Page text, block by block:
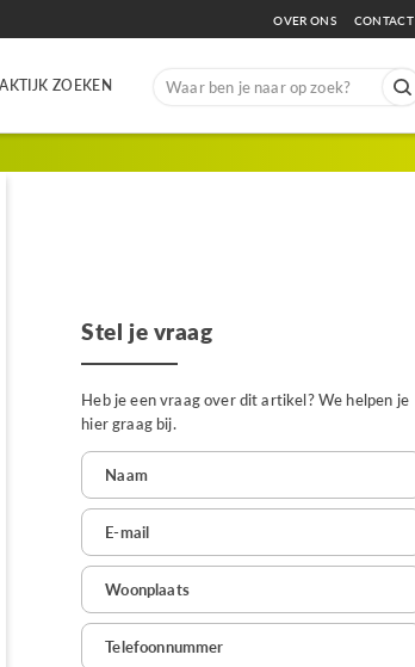
OVER ONS CONTACT
ZOEKEN
Search
Stel je vraag
Heb je een vraag over dit artikel? We helpen je
hier graag bij.